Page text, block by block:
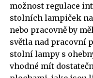
možnost regulace
stolních lampiček
nebo pracovně by
světla nad pracovní
stolní lampy s
vhodné mít